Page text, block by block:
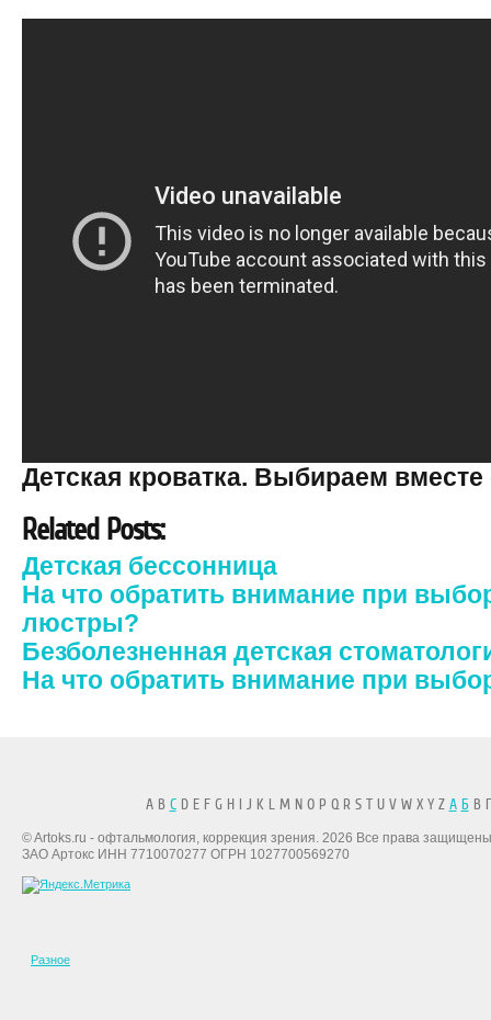
Детская кроватка. Выбираем
Related Posts:
Детская бессонница
На что обратить внимание при
люстры?
Безболезненная детская
На что обратить внимание при
A B CD E F G H I J K L M N O P Q R S T U V W X Y Z А БВ
© Artoks.ru - офтальмология, коррекция зрения. 2026 Все права
ЗАО Артокс ИНН 7710070277 ОГРН 1027700569270
Разное